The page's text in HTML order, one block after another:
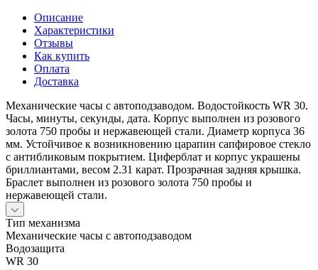
Описание
Характеристики
Отзывы
Как купить
Оплата
Доставка
Механические часы с автоподзаводом. Водостойкость WR 30.
Часы, минуты, секунды, дата. Корпус выполнен из розового
золота 750 пробы и нержавеющей стали. Диаметр корпуса 36
мм. Устойчивое к возникновению царапин сапфировое стекло
с антибликовым покрытием. Циферблат и корпус украшены
бриллиантами, весом 2.31 карат. Прозрачная задняя крышка.
Браслет выполнен из розового золота 750 пробы и
нержавеющей стали.
Тип механизма
Механические часы с автоподзаводом
Водозащита
WR 30